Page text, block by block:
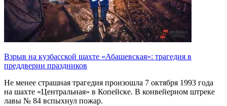
Взрыв на кузбасской шахте «Абашевская»: трагедия в
преддверии праздников
Не менее страшная трагедия произошла 7 октября 1993 года
на шахте «Центральная» в Копейске. В конвейерном штреке
лавы № 84 вспыхнул пожар.